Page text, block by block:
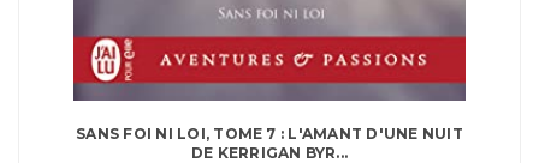
SANS FOI NI LOI, TOME 7 : L'AMANT D'UNE NUIT
DE KERRIGAN BYR...